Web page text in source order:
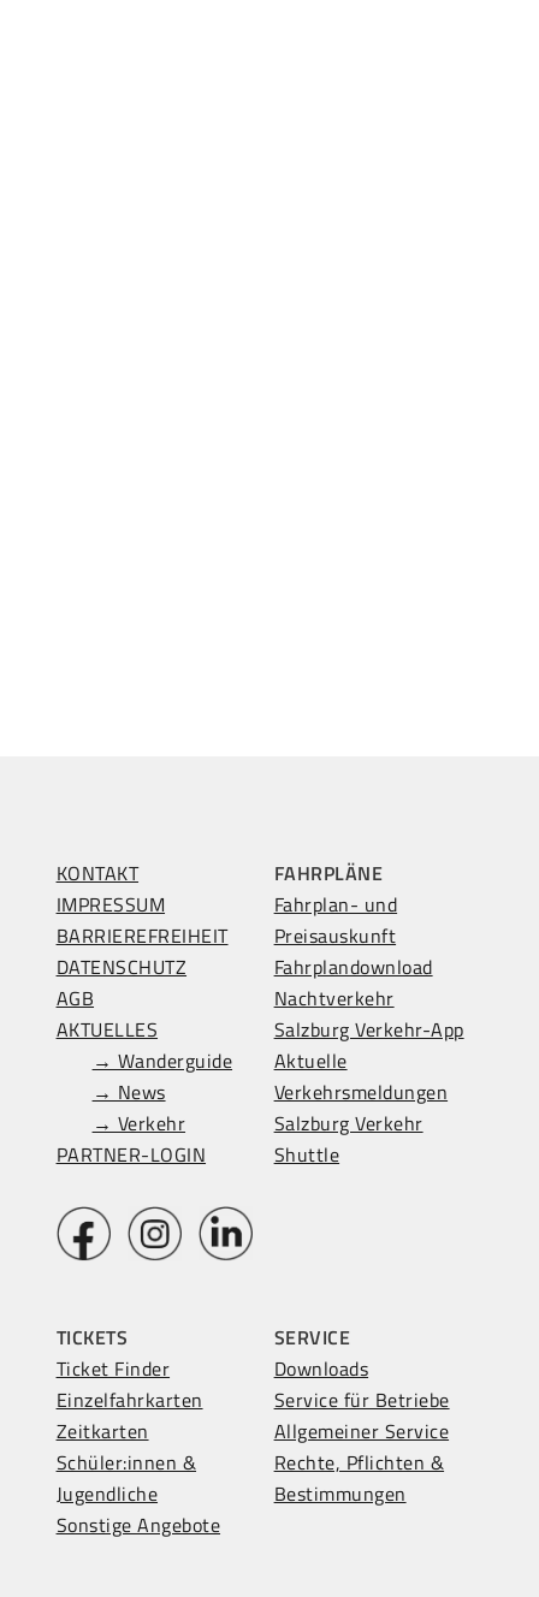
KONTAKT
IMPRESSUM
BARRIEREFREIHEIT
DATENSCHUTZ
AGB
AKTUELLES
→ Wanderguide
→ News
→ Verkehr
PARTNER-LOGIN
FAHRPLÄNE
Fahrplan- und
Preisauskunft
Fahrplandownload
Nachtverkehr
Salzburg Verkehr-App
Aktuelle
Verkehrsmeldungen
Salzburg Verkehr
Shuttle
TICKETS
Ticket Finder
Einzelfahrkarten
Zeitkarten
Schüler:innen &
Jugendliche
Sonstige Angebote
SERVICE
Downloads
Service für Betriebe
Allgemeiner Service
Rechte, Pflichten &
Bestimmungen